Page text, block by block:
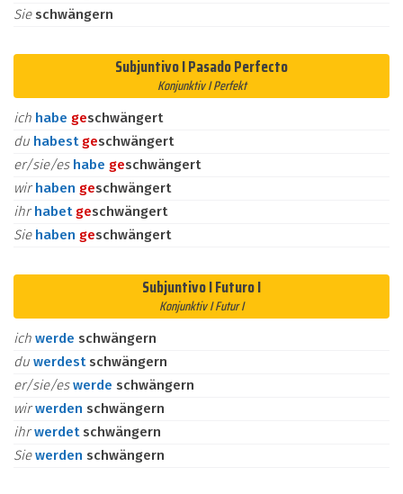
Sie schwängern
Subjuntivo I Pasado Perfecto
Konjunktiv I Perfekt
ich habe geschwängert
du habest geschwängert
er/sie/es habe geschwängert
wirhaben geschwängert
ihrhabet geschwängert
Sie haben geschwängert
Subjuntivo I Futuro I
Konjunktiv I Futur I
ich werde schwängern
du werdest schwängern
er/sie/eswerde schwängern
wirwerden schwängern
ihrwerdet schwängern
Siewerden schwängern